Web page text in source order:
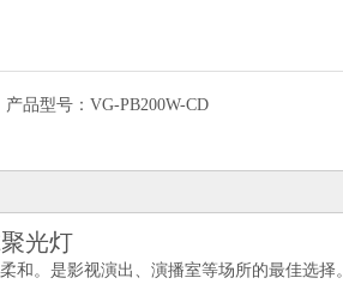
产品型号： VG-PB200W-CD
光灯
。是影视演出、演播室等场所的最佳选择。